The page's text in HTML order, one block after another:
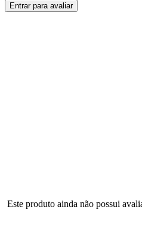
Entrar para avaliar
Este produto ainda não possui